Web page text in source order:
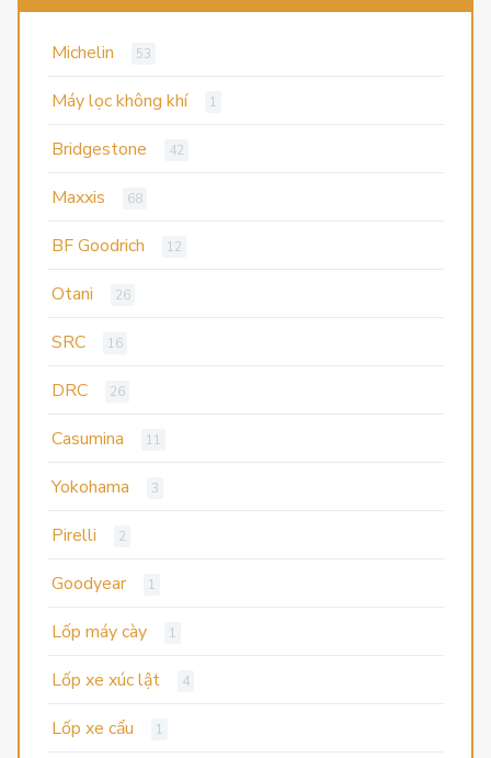
Michelin 53
Máy lọc không khí 1
Bridgestone 42
Maxxis 68
BF Goodrich 12
Otani 26
SRC 16
DRC 26
Casumina 11
Yokohama 3
Pirelli 2
Goodyear 1
Lốp máy cày 1
Lốp xe xúc lật 4
Lốp xe cẩu 1